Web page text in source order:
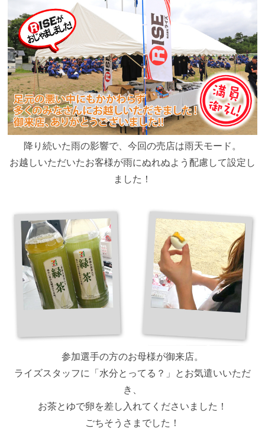
降り続いた雨の影響で、今回の売店は雨天モード。
お越しいただいたお客様が雨にぬれぬよう配慮して設定し
ました！
参加選手の方のお母様が御来店。
ライズスタッフに「水分とってる？」とお気遣いいただ
き、
お茶とゆで卵を差し入れてくださいました！
ごちそうさまでした！